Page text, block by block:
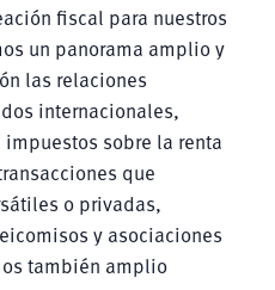
fiscal para nuestros
un panorama amplio y
las relaciones
internacionales,
sobre la renta
que
o privadas,
y asociaciones
también amplio